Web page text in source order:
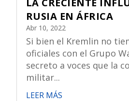
RUSIA EN ÁFRICA
Abr 10, 2022
Si bien el Kremlin no
oficiales con el Grupo
secreto a voces que la
militar...
LEER MÁS